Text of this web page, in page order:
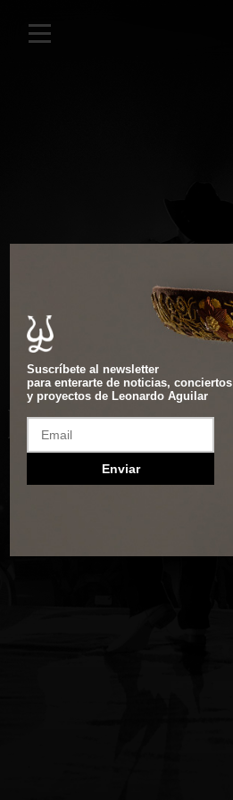
Suscríbete al newsletter
para enterarte de noticias, conciertos
y proyectos de Leonardo Aguilar
Enviar